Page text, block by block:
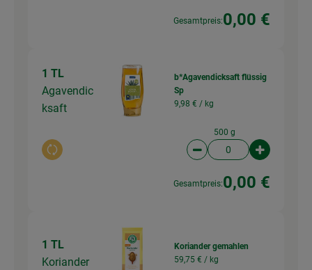
Gesamtpreis:0,00 €
1 TL
Agavendic
ksaft
Auswahl ändern
b*Agavendicksaft flüssig
Sp
9,98 € / kg
500 g
Artikelanzahl
Gesamtpreis:0,00 €
1 TL
Koriander
Koriander gemahlen
59,75 € / kg